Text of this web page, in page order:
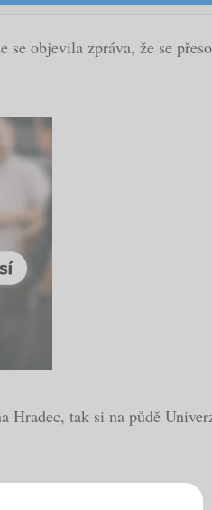
objevila zpráva, že se
Hradec, tak si na půdě